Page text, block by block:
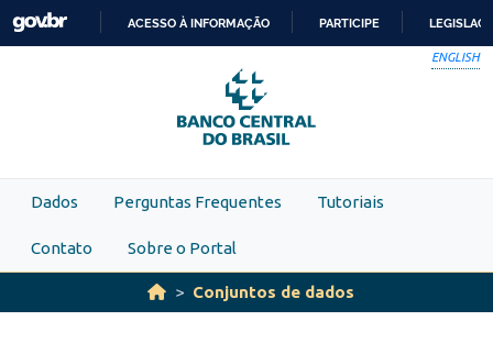
Skip to main content
PARA
O
CONTEÚDO
ACESSO À INFORMAÇÃO PARTICIPE
ENGLISH
Dados Perguntas Frequentes Tutoriais
Contato Sobre o Portal
Conjuntos de dados